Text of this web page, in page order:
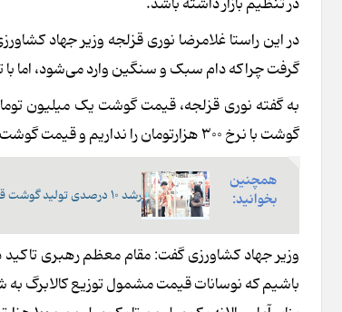
در این راستا غلامرضا نوری قزلجه وزیر جهاد
گرفت چراکه دام سبک و سنگین وارد می‌شود، اما با
به گفته نوری قزلجه، قیمت گوشت یک میلیون
گوشت با نرخ ۳۰۰ هزارتومان را نداریم و قیمت گوشت وارداتی به تولید داخل نزدیک است که فردا دقیق اعلام می‌شود.
همچنین
بخوانید:
رشد ۱۰ درصدی تولید گوشت قرمز؛ بازار از رکود فصلی عبور کرد
وزیر جهاد کشاورزی گفت: مقام معظم رهبری
باشیم که نوسانات قیمت مشمول توزیع کالابرگ